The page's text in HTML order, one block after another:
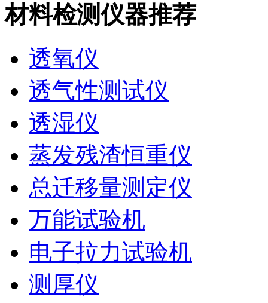
材料检测仪器推荐
透氧仪
透气性测试仪
透湿仪
蒸发残渣恒重仪
总迁移量测定仪
万能试验机
电子拉力试验机
测厚仪